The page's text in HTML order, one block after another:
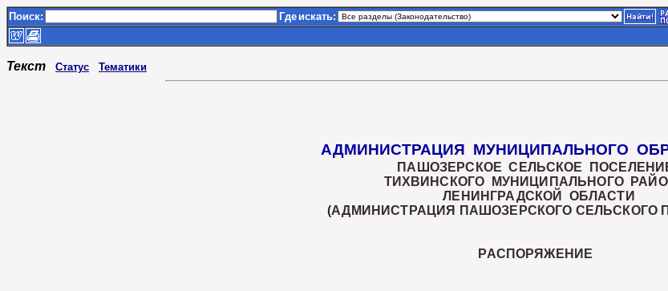
Поиск: Где искать:
Текст Статус Тематики
АДМИНИСТРАЦИЯ МУНИЦИПАЛЬНОГО
ПАШОЗЕРСКОЕ СЕЛЬСКОЕ
ТИХВИНСКОГО МУНИЦИПАЛЬНОГО
ЛЕНИНГРАДСКОЙ ОБЛАСТИ
(АДМИНИСТРАЦИЯ ПАШОЗЕРСКОГО СЕЛЬСКОГО
РАСПОРЯЖЕНИЕ